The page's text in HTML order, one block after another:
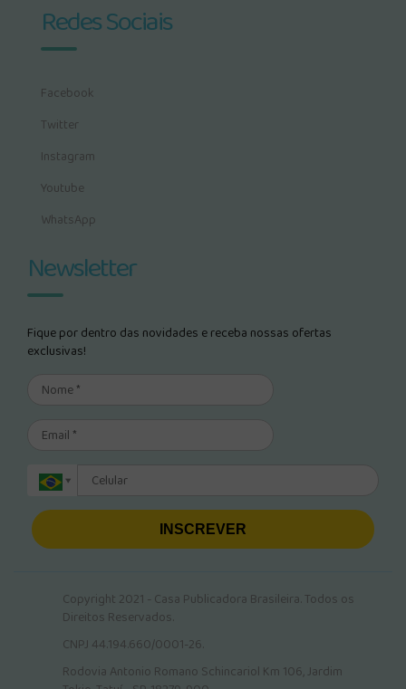
Redes Sociais
Facebook
Twitter
Instagram
Youtube
WhatsApp
Newsletter
Fique por dentro das novidades e receba nossas ofertas
exclusivas!
INSCREVER
Copyright 2021 - Casa Publicadora Brasileira. Todos os
Direitos Reservados.
CNPJ 44.194.660/0001-26.
Rodovia Antonio Romano Schincariol Km 106, Jardim